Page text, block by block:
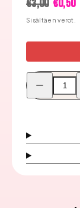
Hinta
€3,00
Alennushinta
€0,50
Sisältäen verot.
Pienennä
Milv
2D